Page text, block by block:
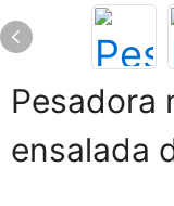
Pesadora
ensalada